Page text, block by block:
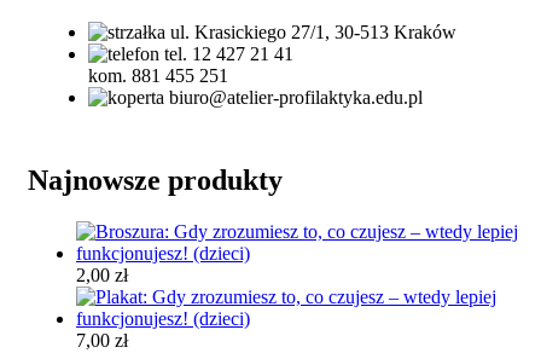
ul. Krasickiego 27/1, 30-513 Kraków
tel. 12 427 21 41
kom. 881 455 251
biuro@atelier-profilaktyka.edu.pl
Najnowsze produkty
2,00 zł
7,00 zł